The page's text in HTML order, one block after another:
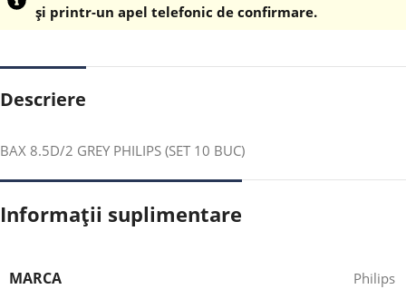
și printr-un apel telefonic de confirmare.
Descriere
BAX 8.5D/2 GREY PHILIPS (SET 10 BUC)
Informații suplimentare
MARCA Philips